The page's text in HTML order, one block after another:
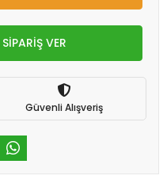
VER
Güvenli Alışveriş